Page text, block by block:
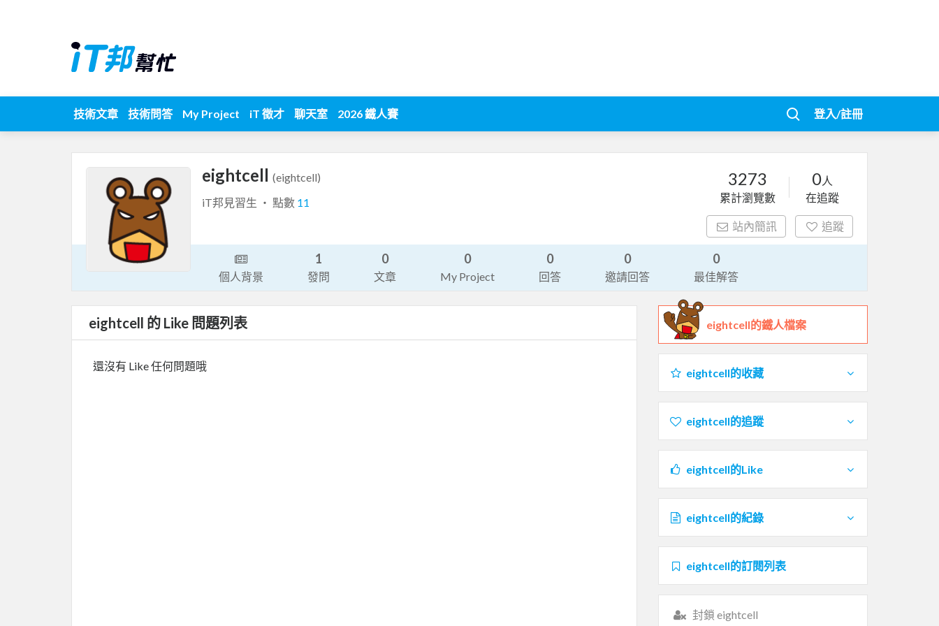
技術文章 技術問答 My Project iT 徵才 聊天室 2026 鐵人賽 登入/註冊
eightcell (eightcell)
iT邦見習生 ‧ 點數 11
3273
累計瀏覽數
0人
在追蹤
站內簡訊 追蹤
個人背景
1
發問
0
文章
0
My Project
0
回答
0
邀請回答
0
最佳解答
eightcell 的 Like 問題列表
還沒有 Like 任何問題哦
eightcell的鐵人檔案
eightcell的收藏
eightcell的追蹤
eightcell的Like
eightcell的紀錄
eightcell的訂閱列表
封鎖 eightcell